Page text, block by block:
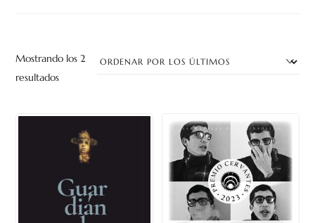
Mostrando los 2
resultadosOrdenado
los
últimos